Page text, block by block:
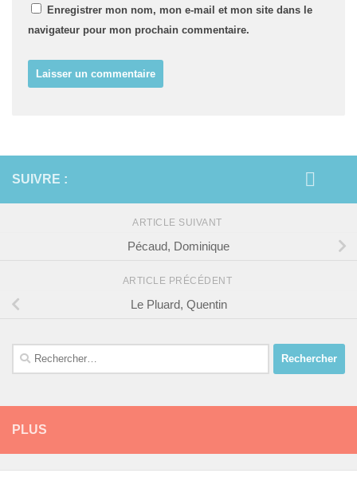
Enregistrer mon nom, mon e-mail et mon site dans le
navigateur pour mon prochain commentaire.
SUIVRE :
ARTICLE SUIVANT
Pécaud, Dominique
ARTICLE PRÉCÉDENT
Le Pluard, Quentin
Rechercher :
PLUS